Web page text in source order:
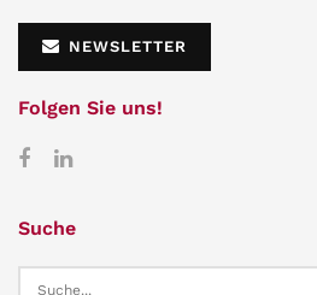
NEWSLETTER
Folgen Sie uns!
Suche